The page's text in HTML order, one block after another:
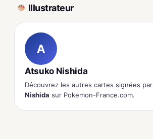
Illustrateur
A
Atsuko Nishida
Découvrez les autres cartes signées par
Nishida sur Pokemon-France.com.